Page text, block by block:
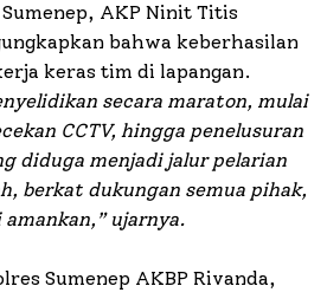
AKP Ninit Titis
bahwa keberhasilan
keras tim di lapangan.
secara maraton, mulai
CCTV, hingga penelusuran
diduga menjadi jalur pelarian
berkat dukungan semua pihak,
ujarnya.
Sumenep AKBP Rivanda,